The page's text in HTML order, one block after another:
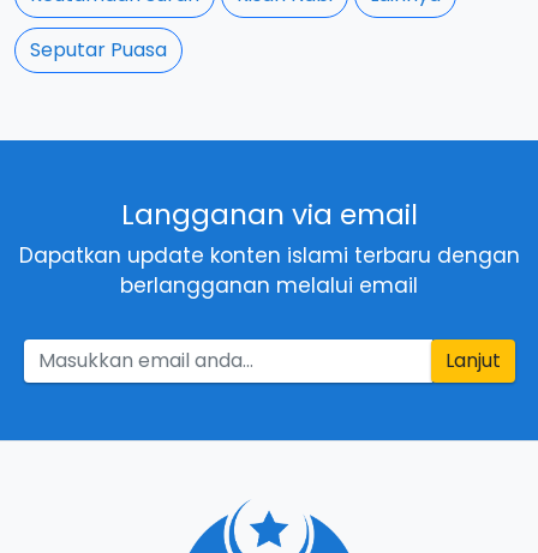
Seputar Puasa
Langganan via email
Dapatkan update konten islami terbaru dengan
berlangganan melalui email
Lanjut